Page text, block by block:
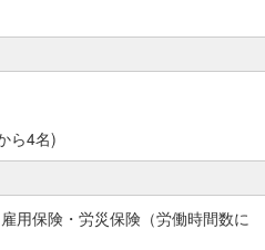
ら4名)
用保険・労災保険（労働時間数に